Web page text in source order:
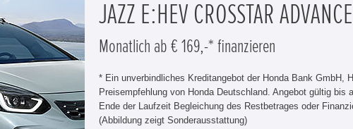
JAZZ E:HEV CROSSTAR ADVANCE
Monatlich ab € 169,-* finanzieren
* Ein unverbindliches Kreditangebot der Honda Bank GmbH,
Preisempfehlung von Honda Deutschland. Angebot gültig
Ende der Laufzeit Begleichung des Restbetrages oder
(Abbildung zeigt Sonderausstattung)